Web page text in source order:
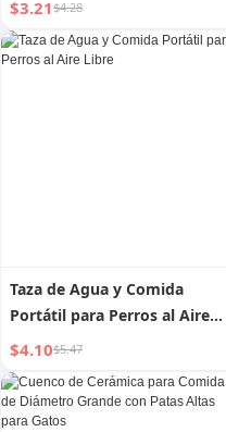
a prueba de humedad,
almacenamiento de comida
$3.21$4.28
Taza de Agua y Comida
Portátil para Perros al Aire
Libre
$4.10$5.47